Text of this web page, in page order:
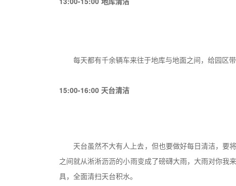
每天都有千余辆车来往于地库与地面之间，给园区
15:00-16:00 天台清洁
天台虽然不大有人上去，但也要做好每日清洁，要
之间就从淅淅沥沥的小雨变成了磅礴大雨，大雨对你我
具，全面清扫天台积水。